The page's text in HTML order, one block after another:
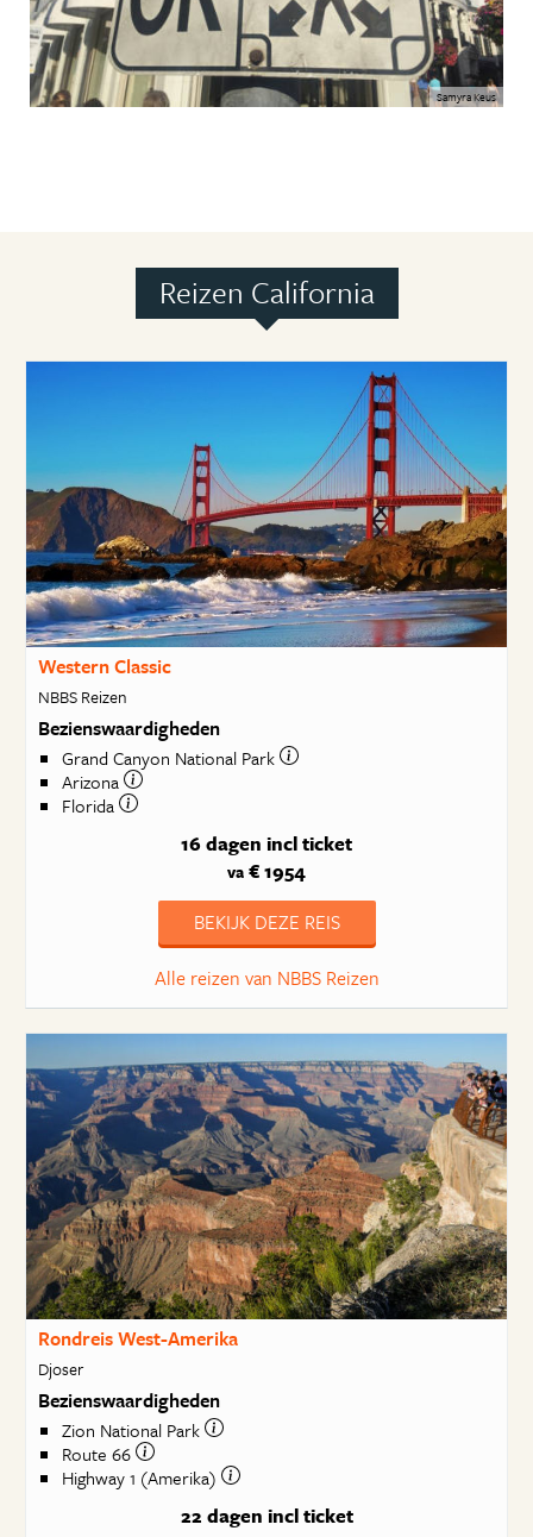
Samyra Keus
Reizen California
Western Classic
NBBS Reizen
Bezienswaardigheden
Grand Canyon National Park
Arizona
Florida
16 dagen incl ticket
va € 1954
BEKIJK DEZE REIS
Alle reizen van NBBS Reizen
Rondreis West-Amerika
Djoser
Bezienswaardigheden
Zion National Park
Route 66
Highway 1 (Amerika)
22 dagen incl ticket